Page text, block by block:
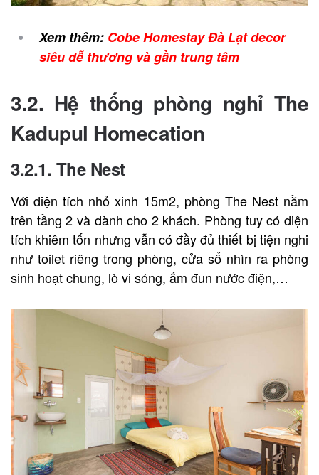
Xem thêm: Cobe Homestay Đà Lạt decor
siêu dễ thương và gần trung tâm
3.2. Hệ thống phòng nghỉ The
Kadupul Homecation
3.2.1. The Nest
Với diện tích nhỏ xinh 15m2, phòng The Nest nằm
trên tầng 2 và dành cho 2 khách. Phòng tuy có diện
tích khiêm tốn nhưng vẫn có đầy đủ thiết bị tiện nghi
như toilet riêng trong phòng, cửa sổ nhìn ra phòng
sinh hoạt chung, lò vi sóng, ấm đun nước điện,…